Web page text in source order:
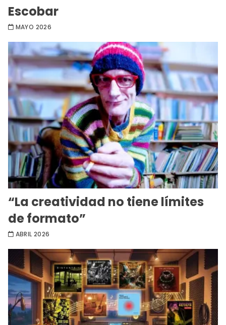
Escobar
MAYO 2026
“La creatividad no tiene límites
de formato”
ABRIL 2026